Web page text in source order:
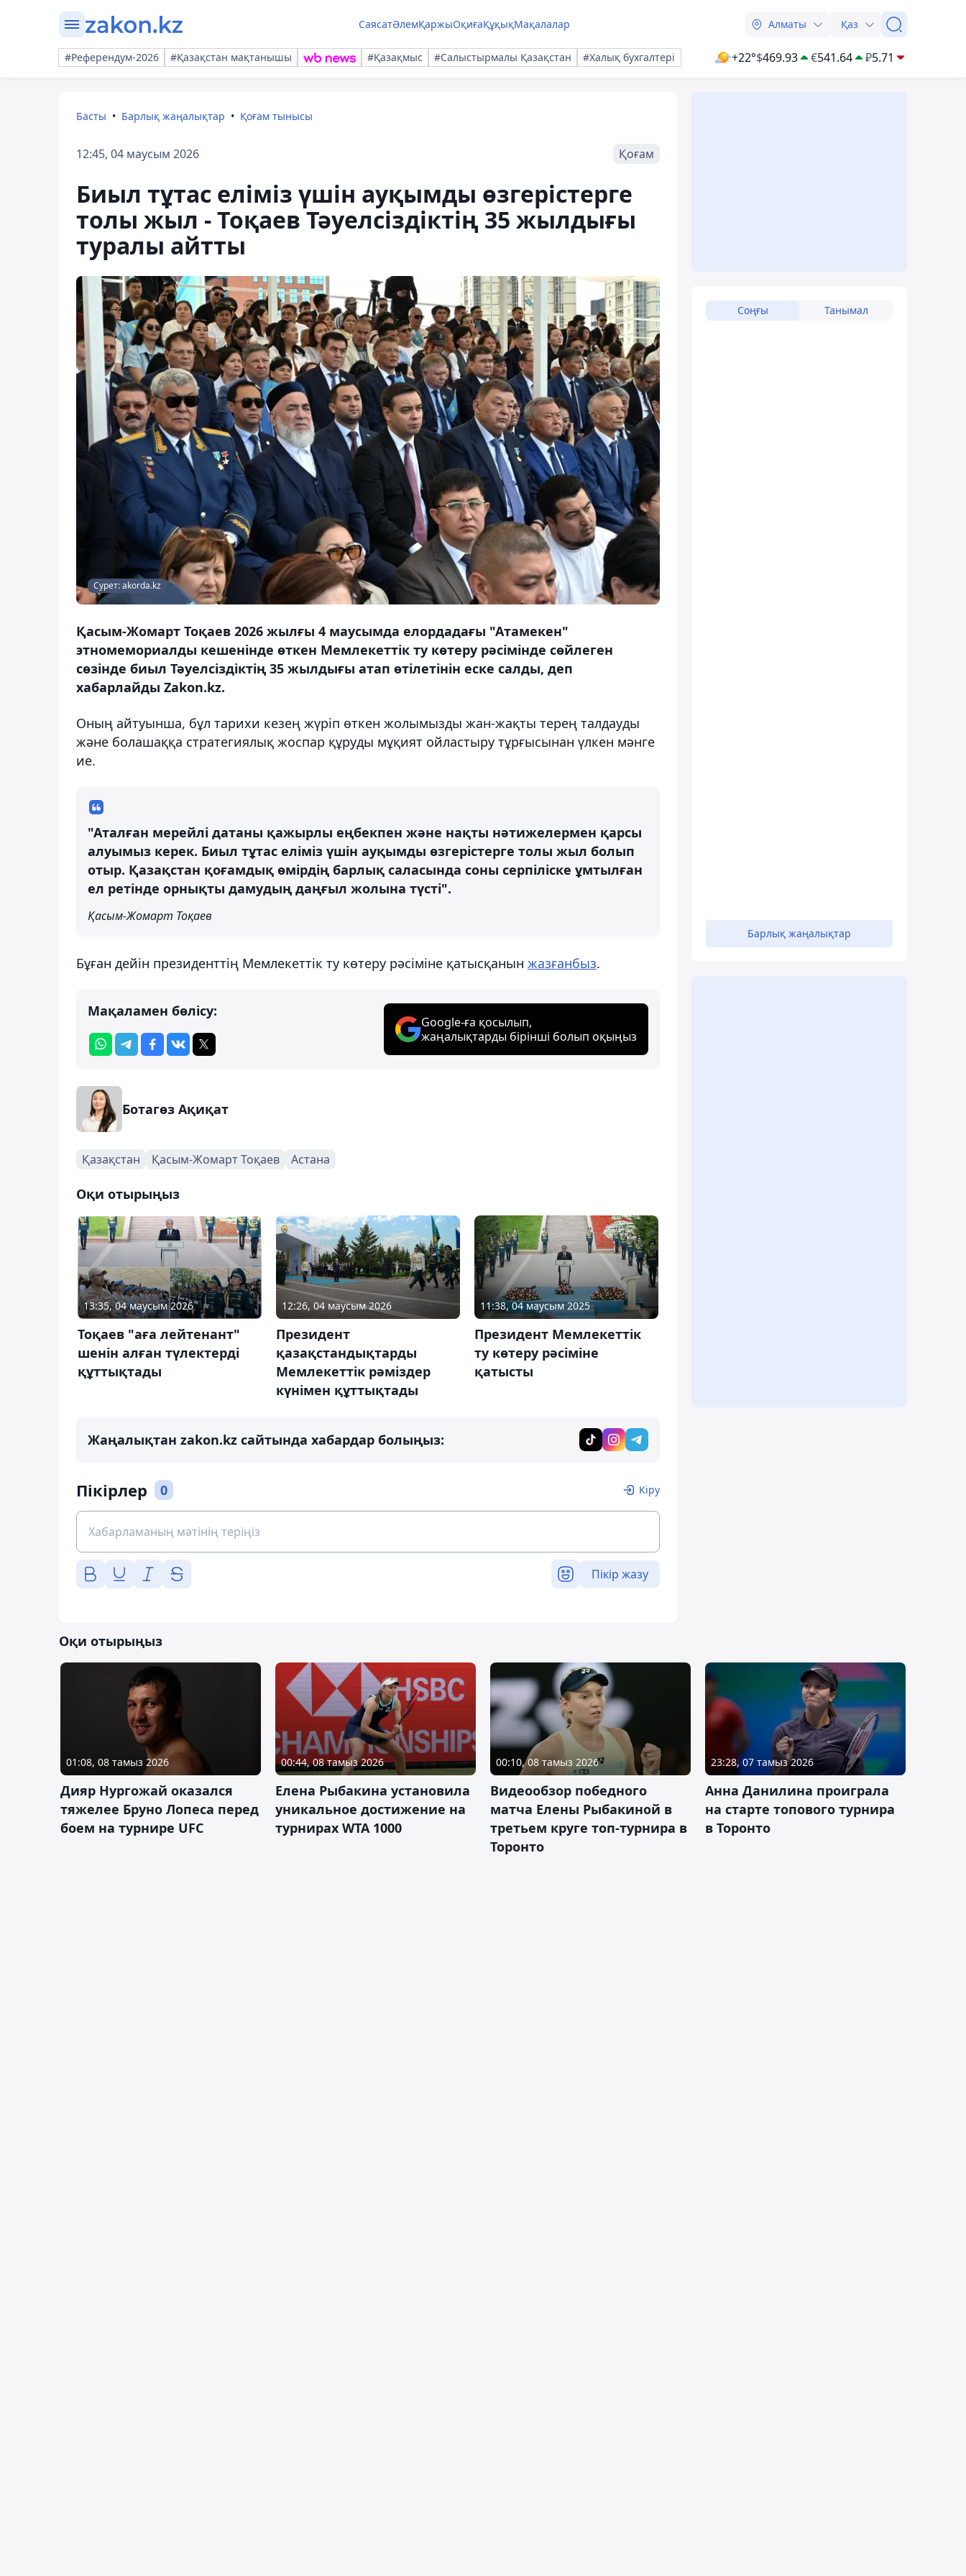
СаясатӘлемҚаржыОқиғаҚұқықМақалалар Алматы Қаз
#Референдум-2026 #Қазақстан мақтанышы #Қазақмыс #Салыстырмалы Қазақстан #Халық бухгалтері +22°$469.93 €541.64 ₽5.71
Басты Барлық жаңалықтар Қоғам тынысы
12:45, 04 маусым 2026 Қоғам
Биыл тұтас еліміз үшін ауқымды өзгерістерге
толы жыл - Тоқаев Тәуелсіздіктің 35 жылдығы
туралы айтты
Сурет: akorda.kz
Қасым-Жомарт Тоқаев 2026 жылғы 4 маусымда елордадағы "Атамекен"
этномемориалды кешенінде өткен Мемлекеттік ту көтеру рәсімінде сөйлеген
сөзінде биыл Тәуелсіздіктің 35 жылдығы атап өтілетінін еске салды, деп
хабарлайды Zakon.kz.
Оның айтуынша, бұл тарихи кезең жүріп өткен жолымызды жан-жақты терең талдауды
және болашаққа стратегиялық жоспар құруды мұқият ойластыру тұрғысынан үлкен мәнге
ие.
"Аталған мерейлі датаны қажырлы еңбекпен және нақты нәтижелермен қарсы
алуымыз керек. Биыл тұтас еліміз үшін ауқымды өзгерістерге толы жыл болып
отыр. Қазақстан қоғамдық өмірдің барлық саласында соны серпіліске ұмтылған
ел ретінде орнықты дамудың даңғыл жолына түсті".
Қасым-Жомарт Тоқаев
Бұған дейін президенттің Мемлекеттік ту көтеру рәсіміне қатысқанын жазғанбыз.
Мақаламен бөлісу:
Google-ға қосылып,
жаңалықтарды бірінші болып оқыңыз
Ботагөз Ақиқат
Қазақстан Қасым-Жомарт Тоқаев Астана
Оқи отырыңыз
13:35, 04 маусым 2026
Тоқаев "аға лейтенант"
шенін алған түлектерді
құттықтады
12:26, 04 маусым 2026
Президент
қазақстандықтарды
Мемлекеттік рәміздер
күнімен құттықтады
11:38, 04 маусым 2025
Президент Мемлекеттік
ту көтеру рәсіміне
қатысты
Жаңалықтан zakon.kz сайтында хабардар болыңыз:
Пікірлер 0 Кіру
Пікір жазу
Соңғы Танымал
Барлық жаңалықтар
Оқи отырыңыз
01:08, 08 тамыз 2026
Дияр Нургожай оказался
тяжелее Бруно Лопеса перед
боем на турнире UFC
00:44, 08 тамыз 2026
Елена Рыбакина установила
уникальное достижение на
турнирах WTA 1000
00:10, 08 тамыз 2026
Видеообзор победного
матча Елены Рыбакиной в
третьем круге топ-турнира в
Торонто
23:28, 07 тамыз 2026
Анна Данилина проиграла
на старте топового турнира
в Торонто